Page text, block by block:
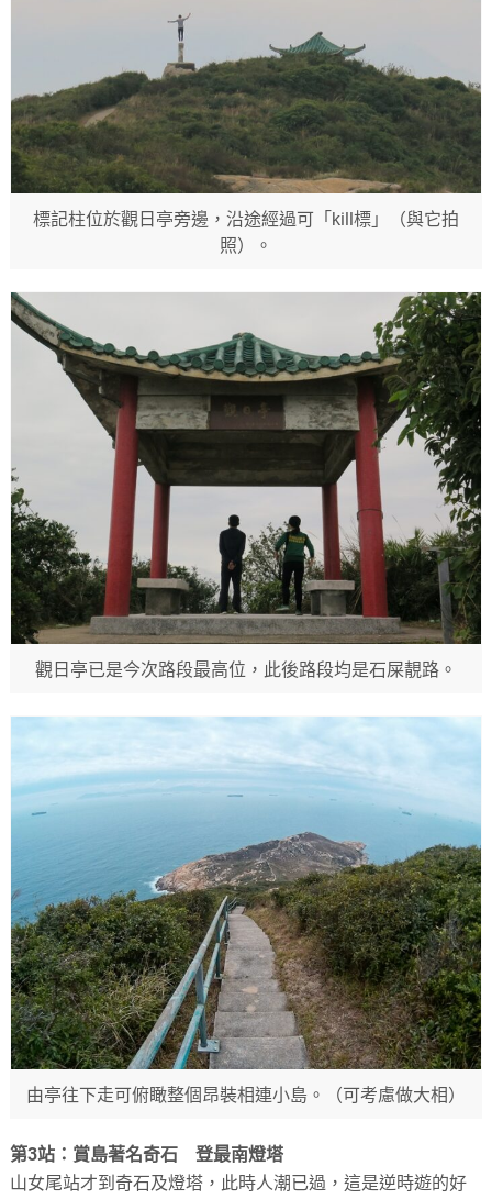
標記柱位於觀日亭旁邊，沿途經過可「kill標」（與它拍
照）。
觀日亭已是今次路段最高位，此後路段均是石屎靚路。
由亭往下走可俯瞰整個昂裝相連小島。（可考慮做大相）
第3站：賞島著名奇石 登最南燈塔
山女尾站才到奇石及燈塔，此時人潮已過，這是逆時遊的好